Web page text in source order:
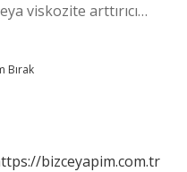
viskozite arttırıcı…
Bırak
bizceyapim.com.tr